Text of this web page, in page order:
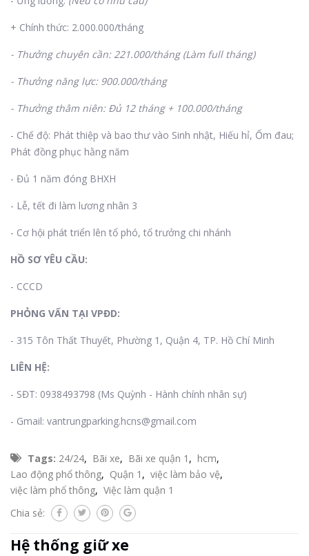
+ Chính thức: 2.000.000/tháng
- Thưởng chuyên cần: 221.000/tháng (Làm full tháng)
- Thưởng năng lực: 900.000/tháng
- Thưởng thâm niên: Đủ 12 tháng + 100.000/tháng
- Chế độ: Phát thiệp và bao thư vào Sinh nhật, Hiếu hỉ, Ốm đau;
Phát đồng phục hằng năm
- Đủ 1 năm đóng BHXH
- Lễ, tết đi làm lương nhân 3
- Cơ hội phát triển lên tổ phó, tổ trưởng chi nhánh
HỒ SƠ YÊU CẦU:
- CCCD
PHỎNG VẤN TẠI VPĐD:
- 315 Tôn Thất Thuyết, Phường 1, Quận 4, TP. Hồ Chí Minh
LIÊN HỆ:
- SĐT: 0938493798 (Ms Quỳnh - Hành chính nhân sự)
- Gmail: vantrungparking.hcns@gmail.com
Tags: 24/24, Bãi xe, Bãi xe quận 1 , hcm,
Lao động phổ thông, Quận 1 , việc làm bảo vệ,
việc làm phổ thông, Việc làm quận 1
Chia sẻ:
Hệ thống giữ xe